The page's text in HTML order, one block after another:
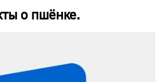
о пшёнке.